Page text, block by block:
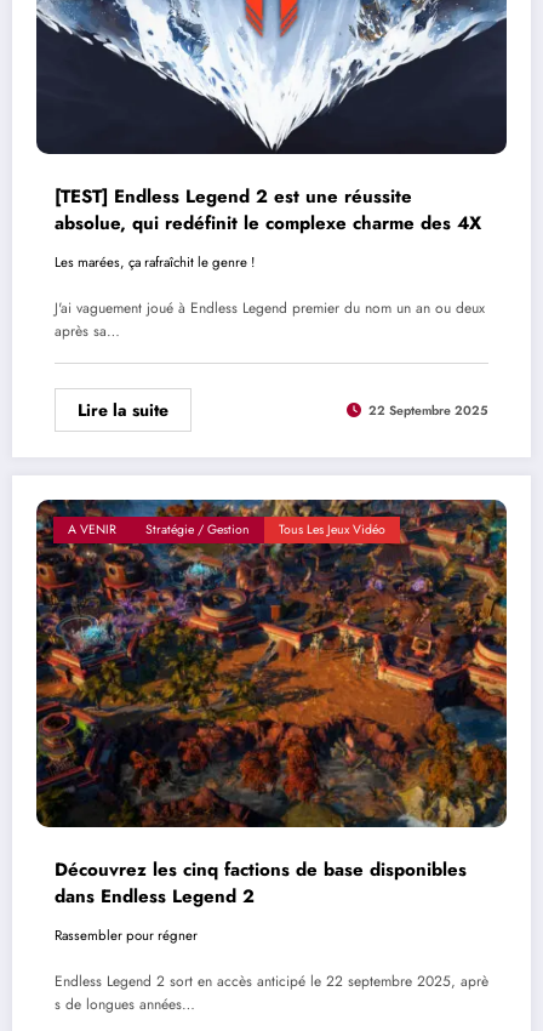
[TEST] Endless Legend 2 est une réussite
absolue, qui redéfinit le complexe charme des 4X
Les marées, ça rafraîchit le genre !
J'ai vaguement joué à Endless Legend premier du nom un an ou deux
après sa…
Lire la suite 22 Septembre 2025
A VENIR Stratégie / Gestion Tous Les Jeux Vidéo
Découvrez les cinq factions de base disponibles
dans Endless Legend 2
Rassembler pour régner
Endless Legend 2 sort en accès anticipé le 22 septembre 2025, aprè
s de longues années…